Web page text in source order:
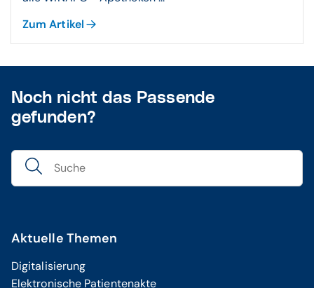
Ggf. können Sie hier noch Verordnungen von der
Übertragung ausnehmen, indem Sie den Haken im
Dazu muss der HBA im Connector gesteckt sein.
Zum Artikel
Noch nicht das Passende
gefunden?
Aktuelle Themen
Digitalisierung
Elektronische Patientenakte